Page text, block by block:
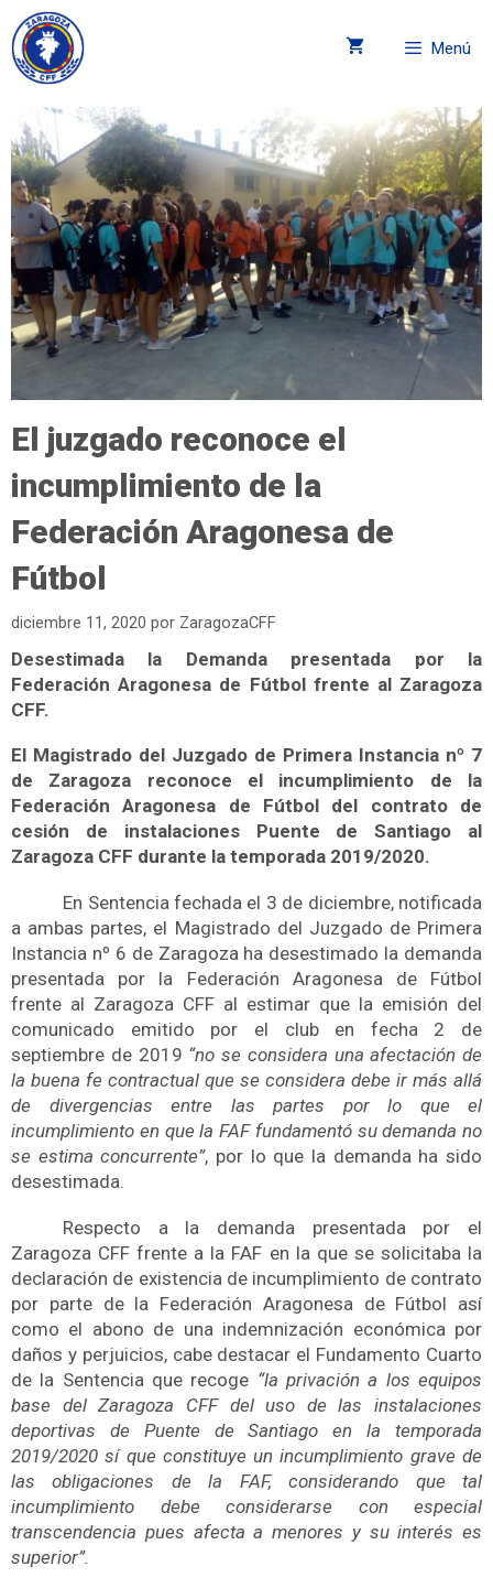
Menú
El juzgado reconoce el
incumplimiento de la
Federación Aragonesa de
Fútbol
diciembre 11, 2020 por ZaragozaCFF
Desestimada la Demanda presentada por la
Federación Aragonesa de Fútbol frente al Zaragoza
CFF.
El Magistrado del Juzgado de Primera Instancia nº 7
de Zaragoza reconoce el incumplimiento de la
Federación Aragonesa de Fútbol del contrato de
cesión de instalaciones Puente de Santiago al
Zaragoza CFF durante la temporada 2019/2020.
En Sentencia fechada el 3 de diciembre, notificada
a ambas partes, el Magistrado del Juzgado de Primera
Instancia nº 6 de Zaragoza ha desestimado la demanda
presentada por la Federación Aragonesa de Fútbol
frente al Zaragoza CFF al estimar que la emisión del
comunicado emitido por el club en fecha 2 de
septiembre de 2019 “no se considera una afectación de
la buena fe contractual que se considera debe ir más allá
de divergencias entre las partes por lo que el
incumplimiento en que la FAF fundamentó su demanda no
se estima concurrente”, por lo que la demanda ha sido
desestimada.
Respecto a la demanda presentada por el
Zaragoza CFF frente a la FAF en la que se solicitaba la
declaración de existencia de incumplimiento de contrato
por parte de la Federación Aragonesa de Fútbol así
como el abono de una indemnización económica por
daños y perjuicios, cabe destacar el Fundamento Cuarto
de la Sentencia que recoge “la privación a los equipos
base del Zaragoza CFF del uso de las instalaciones
deportivas de Puente de Santiago en la temporada
2019/2020 sí que constituye un incumplimiento grave de
las obligaciones de la FAF, considerando que tal
incumplimiento debe considerarse con especial
transcendencia pues afecta a menores y su interés es
superior”.